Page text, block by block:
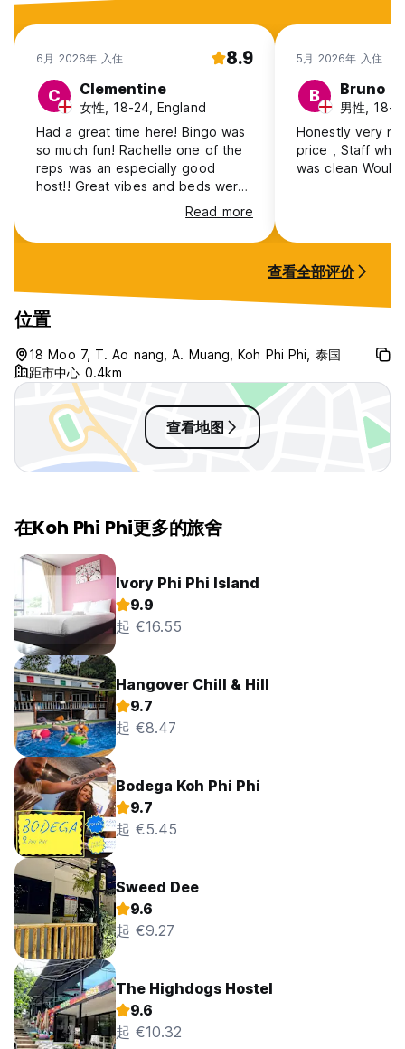
2. 入住时间为下午 2 点至晚上 8 点。
3. 11:00前退房。
5. 在您逗留期间，护照将被保留。不接受其他形式的身份证件。
6. 没有儿童，仅限 18 岁以上。
7. 我们不接受35岁以上的客人入住宿舍。
8. 接待工作时间上午 8 点至晚上 8 点。
9. 如果您需要更改预订或需要帮助，请发送电子邮件或直接致电我
们。
language)
6月 2026年 入住 8.9
C Clementine
女性, 18-24, England
Had a great time here! Bingo was
so much fun! Rachelle one of the
reps was an especially good
host!! Great vibes and beds were
Read more
5月 2026年 入住
B Bruno
男性, 18-
Honestly very
price , Staff
was clean
查看全部评价
位置
18 Moo 7, T. Ao nang, A. Muang, Koh Phi Phi, 泰国
距市中心 0.4km
查看地图
在Koh Phi Phi更多的旅舍
Ivory Phi Phi Island
9.9
起 €16.55
Hangover Chill & Hill
9.7
起 €8.47
Bodega Koh Phi Phi
9.7
起 €5.45
Sweed Dee
9.6
起 €9.27
The Highdogs Hostel
9.6
起 €10.32